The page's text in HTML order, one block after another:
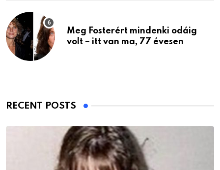
Meg Fosterért mindenki odáig
volt – itt van ma, 77 évesen
RECENT POSTS